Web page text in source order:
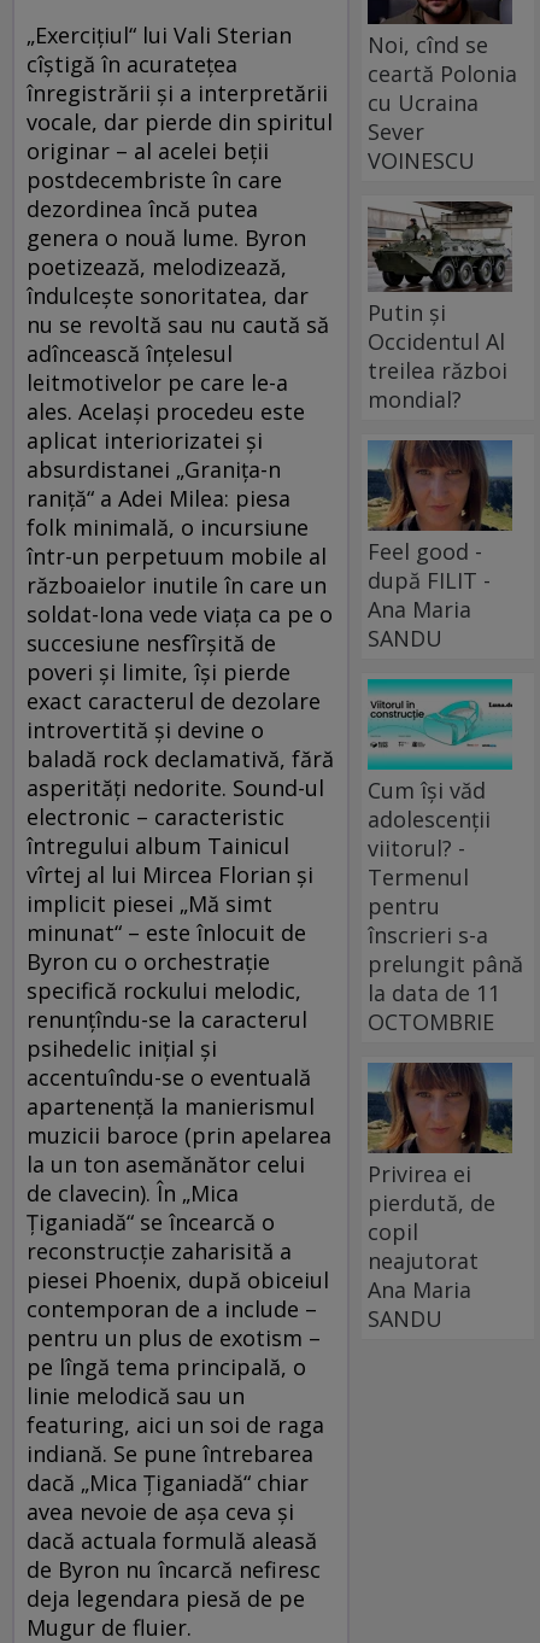
„Exerciţiul“ lui Vali Sterian
cîştigă în acurateţea
înregistrării şi a interpretării
vocale, dar pierde din spiritul
originar – al acelei beţii
postdecembriste în care
dezordinea încă putea
genera o nouă lume. Byron
poetizează, melodizează,
îndulceşte sonoritatea, dar
nu se revoltă sau nu caută să
adîncească înţelesul
leitmotivelor pe care le-a
ales. Acelaşi procedeu este
aplicat interiorizatei şi
absurdistanei „Graniţa-n
raniţă“ a Adei Milea: piesa
folk minimală, o incursiune
într-un perpetuum mobile al
războaielor inutile în care un
soldat-Iona vede viaţa ca pe o
succesiune nesfîrşită de
poveri şi limite, îşi pierde
exact caracterul de dezolare
introvertită şi devine o
baladă rock declamativă, fără
asperităţi nedorite. Sound-ul
electronic – caracteristic
întregului album Tainicul
vîrtej al lui Mircea Florian şi
implicit piesei „Mă simt
minunat“ – este înlocuit de
Byron cu o orchestraţie
specifică rockului melodic,
renunţîndu-se la caracterul
psihedelic iniţial şi
accentuîndu-se o eventuală
apartenenţă la manierismul
muzicii baroce (prin apelarea
la un ton asemănător celui
de clavecin). În „Mica
Ţiganiadă“ se încearcă o
reconstrucţie zaharisită a
piesei Phoenix, după obiceiul
contemporan de a include –
pentru un plus de exotism –
pe lîngă tema principală, o
linie melodică sau un
featuring, aici un soi de raga
indiană. Se pune întrebarea
dacă „Mica Ţiganiadă“ chiar
avea nevoie de aşa ceva şi
dacă actuala formulă aleasă
de Byron nu încarcă nefiresc
deja legendara piesă de pe
Mugur de fluier.
Noi, cînd se
ceartă Polonia
cu Ucraina
Sever
VOINESCU
Putin și
Occidentul Al
treilea război
mondial?
Feel good -
după FILIT -
Ana Maria
SANDU
Cum își văd
adolescenții
viitorul? -
Termenul
pentru
înscrieri s-a
prelungit până
la data de 11
OCTOMBRIE
Privirea ei
pierdută, de
copil
neajutorat
Ana Maria
SANDU